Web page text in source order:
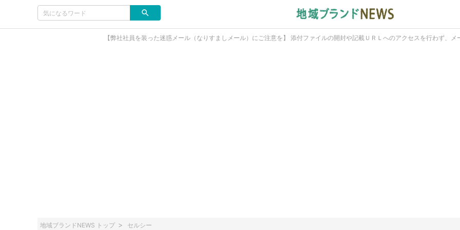
【弊社社員を装った迷惑メール（なりすましメール）にご注意を】 添付ファイルの開封や記載ＵＲＬへのアクセスを行わず、メ
地域ブランドNEWS トップ セルシー